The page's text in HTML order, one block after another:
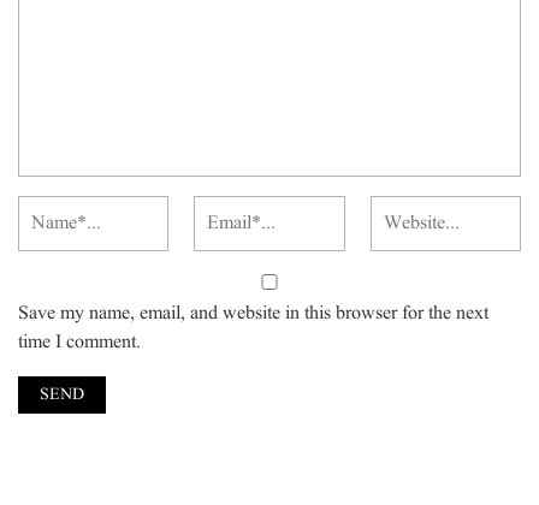
Save my name, email, and website in this browser for the next
time I comment.